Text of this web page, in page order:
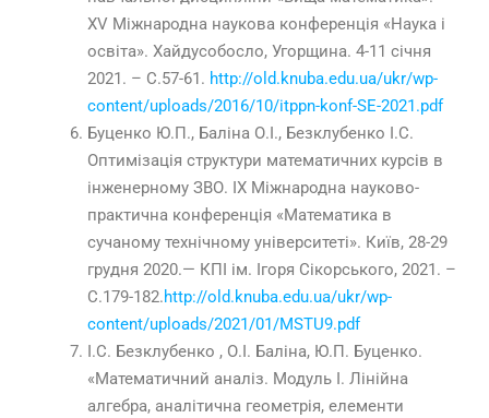
XV Міжнародна наукова конференція «Наука і
освіта». Хайдусобосло, Угорщина. 4-11 січня
2021. – C.57-61. http://old.knuba.edu.ua/ukr/wp-
content/uploads/2016/10/itppn-konf-SE-2021.pdf
Буценко Ю.П., Баліна О.І., Безклубенко І.С.
Оптимізація структури математичних курсів в
інженерному ЗВО. IX Міжнародна науково-
практична конференція «Математика в
сучаному технічному університеті». Київ, 28-29
грудня 2020.— КПІ ім. Ігоря Сікорського, 2021. –
С.179-182.http://old.knuba.edu.ua/ukr/wp-
content/uploads/2021/01/MSTU9.pdf
І.С. Безклубенко , О.І. Баліна, Ю.П. Буценко.
«Математичний аналіз. Модуль I. Лінійна
алгебра, аналітична геометрія, елементи